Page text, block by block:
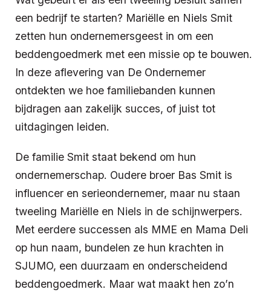
een bedrijf te starten? Mariëlle en Niels Smit
zetten hun ondernemersgeest in om een
beddengoedmerk met een missie op te bouwen.
In deze aflevering van De Ondernemer
ontdekten we hoe familiebanden kunnen
bijdragen aan zakelijk succes, of juist tot
uitdagingen leiden.
De familie Smit staat bekend om hun
ondernemerschap. Oudere broer Bas Smit is
influencer en serieondernemer, maar nu staan
tweeling Mariëlle en Niels in de schijnwerpers.
Met eerdere successen als MME en Mama Deli
op hun naam, bundelen ze hun krachten in
SJUMO, een duurzaam en onderscheidend
beddengoedmerk. Maar wat maakt hen zo’n